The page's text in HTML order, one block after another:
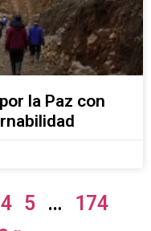
la Paz con
4 5 …
174